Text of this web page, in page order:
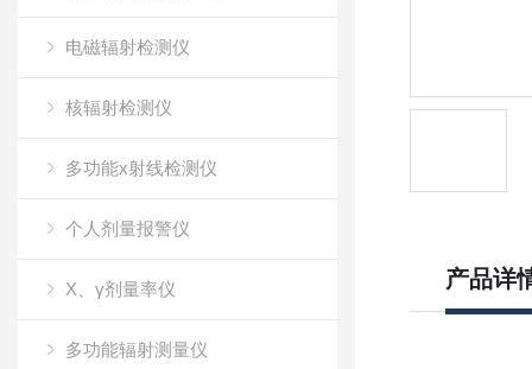
电磁辐射检测仪
核辐射检测仪
多功能x射线检测仪
个人剂量报警仪
X、γ剂量率仪
多功能辐射测量仪
产品详